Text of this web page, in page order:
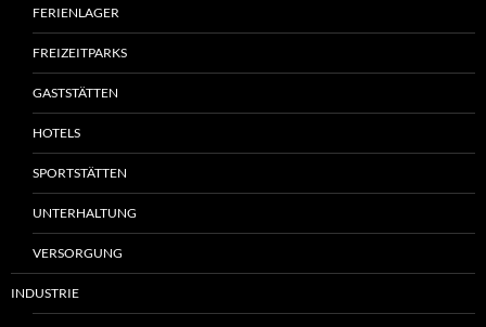
FERIENLAGER
FREIZEITPARKS
GASTSTÄTTEN
HOTELS
SPORTSTÄTTEN
UNTERHALTUNG
VERSORGUNG
INDUSTRIE